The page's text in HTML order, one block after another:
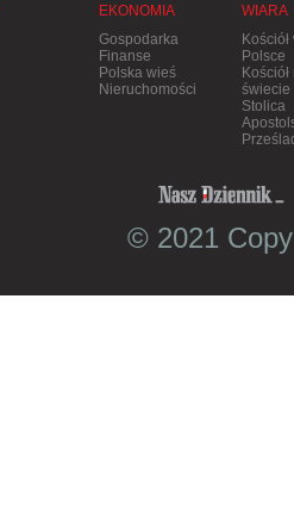
EKONOMIA
Gospodarka
Finanse
Polska wieś
Nieruchomości
WIARA
Kościół
Polsce
Kościół
świecie
Stolica
© 2021